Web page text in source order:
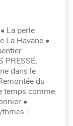
La perle
La Havane •
PRESSÉ,
dans le
du
temps comme
•
: